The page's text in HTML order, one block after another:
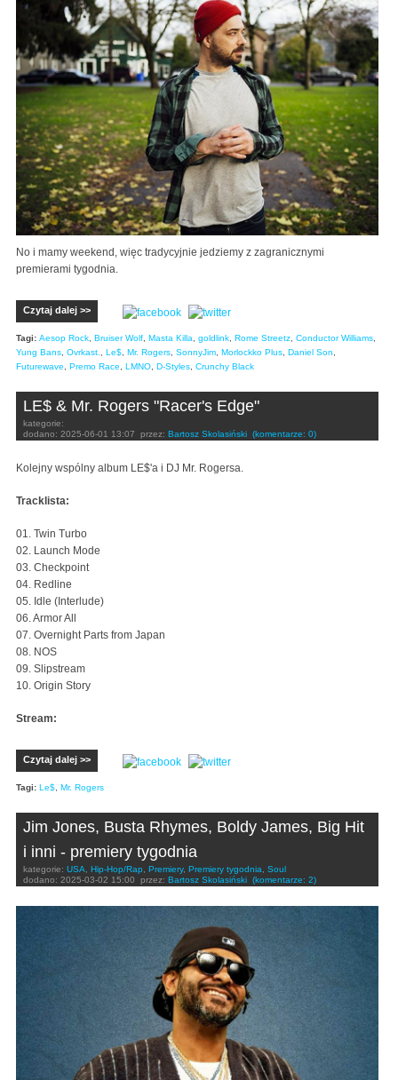
No i mamy weekend, więc tradycyjnie jedziemy z zagranicznymi
premierami tygodnia.
Czytaj dalej >>
Tagi: Aesop Rock, Bruiser Wolf, Masta Killa, goldlink, Rome Streetz, Conductor Williams,
Yung Bans, Ovrkast., Le$, Mr. Rogers, SonnyJim, Morlockko Plus, Daniel Son,
Futurewave, Premo Race, LMNO, D-Styles, Crunchy Black
LE$ & Mr. Rogers "Racer's Edge"
kategorie:
dodano: 2025-06-01 13:07 przez: Bartosz Skolasiński (komentarze: 0)
Kolejny wspólny album LE$'a i DJ Mr. Rogersa.
Tracklista:
01. Twin Turbo
02. Launch Mode
03. Checkpoint
04. Redline
05. Idle (Interlude)
06. Armor All
07. Overnight Parts from Japan
08. NOS
09. Slipstream
10. Origin Story
Stream:
Czytaj dalej >>
Tagi: Le$, Mr. Rogers
Jim Jones, Busta Rhymes, Boldy James, Big Hit
i inni - premiery tygodnia
kategorie: USA, Hip-Hop/Rap, Premiery, Premiery tygodnia, Soul
dodano: 2025-03-02 15:00 przez: Bartosz Skolasiński (komentarze: 2)